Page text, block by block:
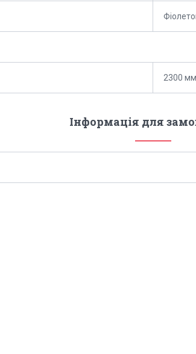
2300 мм
Інформація для